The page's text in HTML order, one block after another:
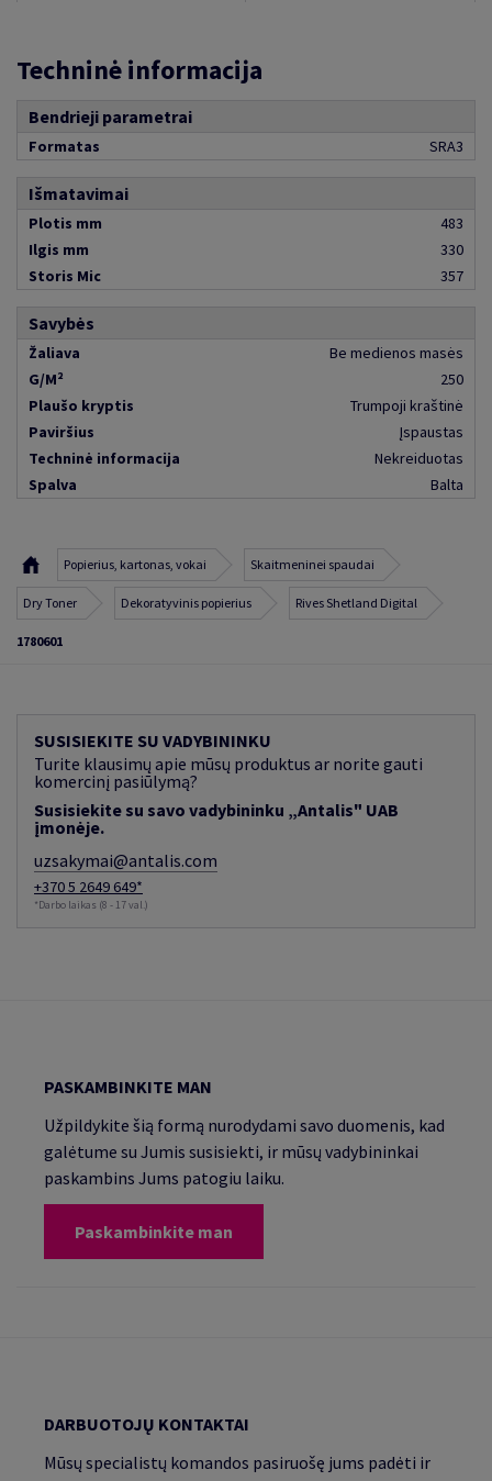
Techninė informacija
Bendrieji parametrai
Formatas SRA3
Išmatavimai
Plotis mm
483
Ilgis mm
330
Storis Mic
357
Savybės
Žaliava
Be medienos masės
G/M²
250
Plaušo kryptis
Trumpoji kraštinė
Paviršius
Įspaustas
Techninė informacija
Nekreiduotas
Spalva
Balta
Popierius, kartonas, vokai Skaitmeninei spaudai
Dry Toner Dekoratyvinis popierius Rives Shetland Digital
1780601
SUSISIEKITE SU VADYBININKU
Turite klausimų apie mūsų produktus ar norite gauti
komercinį pasiūlymą?
Susisiekite su savo vadybininku „Antalis" UAB
įmonėje.
uzsakymai@antalis.com
+370 5 2649 649*
*Darbo laikas (8 - 17 val.)
PASKAMBINKITE MAN
Užpildykite šią formą nurodydami savo duomenis, kad
galėtume su Jumis susisiekti, ir mūsų vadybininkai
paskambins Jums patogiu laiku.
Paskambinkite man
DARBUOTOJŲ KONTAKTAI
Mūsų specialistų komandos pasiruošę jums padėti ir